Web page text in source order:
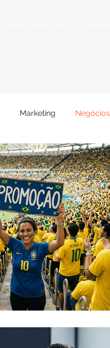
Marketing Negócios
Mídias Sociais Portfólio